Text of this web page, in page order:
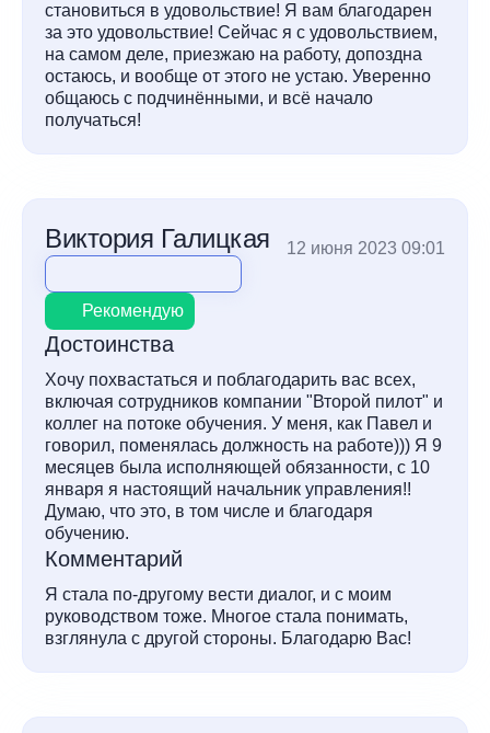
становиться в удовольствие! Я вам благодарен
за это удовольствие! Сейчас я с удовольствием,
на самом деле, приезжаю на работу, допоздна
остаюсь, и вообще от этого не устаю. Уверенно
общаюсь с подчинёнными, и всё начало
получаться!
Виктория Галицкая 12 июня 2023 09:01
Рекомендую
Достоинства
Хочу похвастаться и поблагодарить вас всех,
включая сотрудников компании "Второй пилот" и
коллег на потоке обучения. У меня, как Павел и
говорил, поменялась должность на работе))) Я 9
месяцев была исполняющей обязанности, с 10
января я настоящий начальник управления!!
Думаю, что это, в том числе и благодаря
обучению.
Комментарий
Я стала по-другому вести диалог, и с моим
руководством тоже. Многое стала понимать,
взглянула с другой стороны. Благодарю Вас!